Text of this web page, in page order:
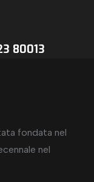
80013
fondata nel
nel